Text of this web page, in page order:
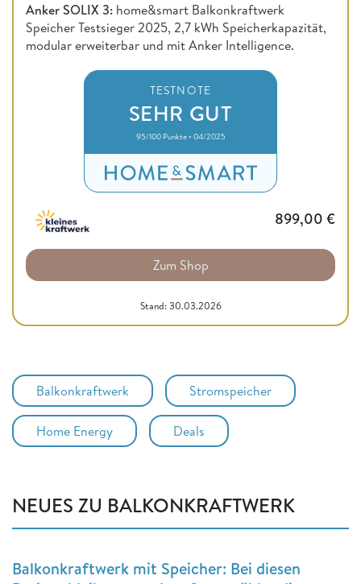
Anker SOLIX 3: home&smart Balkonkraftwerk
Speicher Testsieger 2025, 2,7 kWh Speicherkapazität,
modular erweiterbar und mit Anker Intelligence.
TESTNOTE
SEHR GUT
95/100 Punkte • 04/2025
899,00 €
Zum Shop
Stand: 30.03.2026
Balkonkraftwerk Stromspeicher
Home Energy Deals
NEUES ZU BALKONKRAFTWERK
Balkonkraftwerk mit Speicher: Bei diesen